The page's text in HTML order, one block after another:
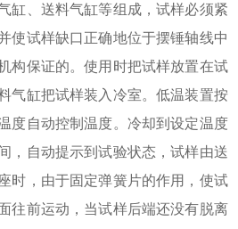
缸、送料气缸等组成，试样必须紧
使试样缺口正确地位于摆锤轴线中
构保证的。使用时把试样放置在试
气缸把试样装入冷室。低温装置按
度自动控制温度。冷却到设定温度
，自动提示到试验状态，试样由送
时，由于固定弹簧片的作用，使试
往前运动，当试样后端还没有脱离